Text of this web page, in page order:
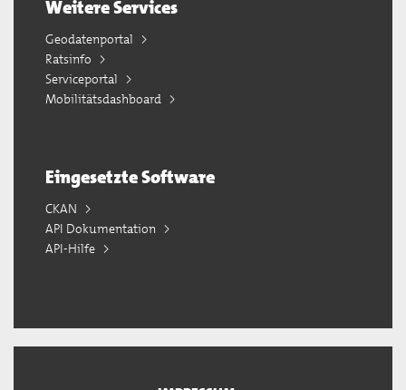
Weitere Services
Geodatenportal
Ratsinfo
Serviceportal
Mobilitätsdashboard
Eingesetzte Software
CKAN
API Dokumentation
API-Hilfe